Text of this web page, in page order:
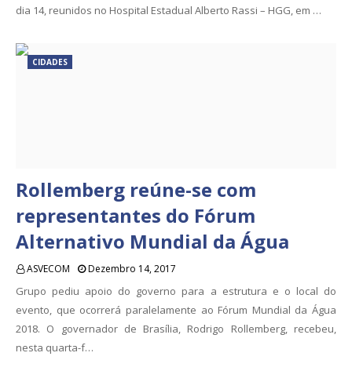
dia 14, reunidos no Hospital Estadual Alberto Rassi – HGG, em …
CIDADES
Rollemberg reúne-se com
representantes do Fórum
Alternativo Mundial da Água
ASVECOM Dezembro 14, 2017
Grupo pediu apoio do governo para a estrutura e o local do
evento, que ocorrerá paralelamente ao Fórum Mundial da Água
2018. O governador de Brasília, Rodrigo Rollemberg, recebeu,
nesta quarta-f…